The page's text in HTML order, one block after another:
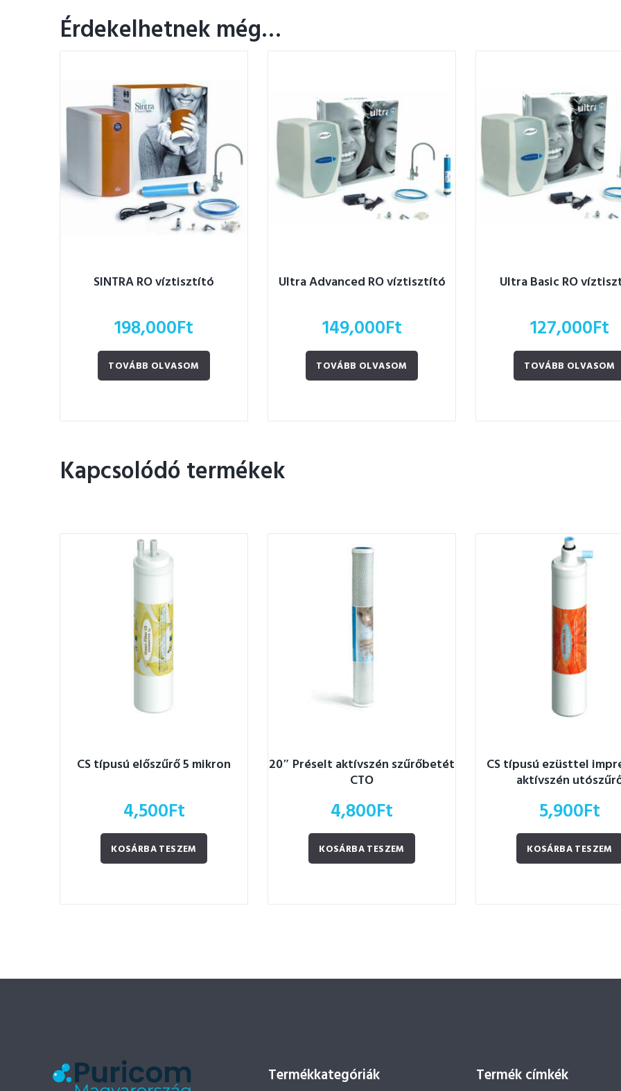
Érdekelhetnek még…
SINTRA RO víztisztító
198,000Ft
TOVÁBB OLVASOM
Ultra Advanced RO víztisztító
149,000Ft
TOVÁBB OLVASOM
Ultra Basic RO
127,000Ft
TOVÁBB OLVASOM
Kapcsolódó termékek
CS típusú előszűrő 5 mikron
4,500Ft
KOSÁRBA TESZEM
20″ Préselt aktívszén szűrőbetét
CTO
4,800Ft
KOSÁRBA TESZEM
CS típusú ezüsttel
aktívszén
5,900Ft
KOSÁRBA TESZEM
Termékkategóriák Termék címkék